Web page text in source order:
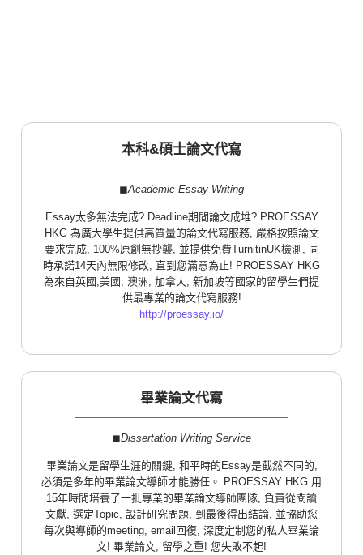
本科&碩士論文代寫
◼︎Academic Essay Writing
Essay太多無法完成? Deadline期間論文成堆? PROESSAY
HKG 為廣大學生提供高質量的論文代寫服務, 嚴格按照論文
要求完成, 100%原創無抄襲, 並提供免費TurnitinUK檢測, 同
時承諾14天內無限修改, 直到您滿意為止! PROESSAY HKG
為來自英國,美國, 澳洲, 加拿大, 新加坡等國家的留學生們提
供最專業的論文代寫服務!
http://proessay.io/
畢業論文代寫
◼︎Dissertation Writing Service
畢業論文是留學生涯的關鍵, 和平時的Essay是截然不同的,
必須是多年的畢業論文導師才能勝任。 PROESSAY HKG 用
15年時間培養了一批專業的畢業論文導師團隊, 負責從閱讀
文獻, 選定Topic, 設計研究問題, 到最後得出結論, 並協助您
每次與導師的meeting, email回復, 深度定制您的私人畢業論
文! 畢業論文, 留學之重! 您失敗不起!